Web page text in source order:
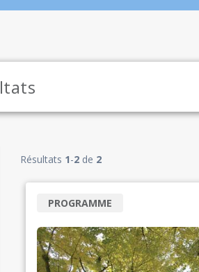
Résultats 1-2 de 2
PROGRAMME